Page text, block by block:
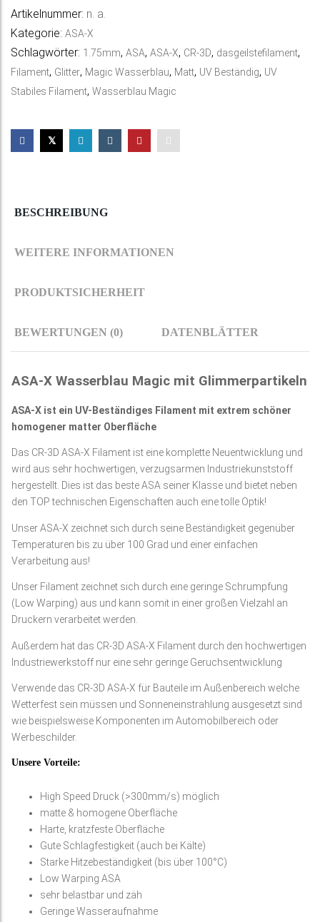
Menge
a
t
Artikelnummer: n. a.
Kategorie: ASA-X
Schlagwörter: 1.75mm, ASA, ASA-X, CR-3D, dasgeilstefilament,
Filament, Glitter, Magic Wasserblau, Matt, UV Beständig, UV
Stabiles Filament, Wasserblau Magic
BESCHREIBUNG
WEITERE INFORMATIONEN
PRODUKTSICHERHEIT
BEWERTUNGEN (0) DATENBLÄTTER
ASA-X Wasserblau Magic mit Glimmerpartikeln
ASA-X ist ein UV-Beständiges Filament mit extrem schöner
homogener matter Oberfläche
Das CR-3D ASA-X Filament ist eine komplette Neuentwicklung und
wird aus sehr hochwertigen, verzugsarmen Industriekunststoff
hergestellt. Dies ist das beste ASA seiner Klasse und bietet neben
den TOP technischen Eigenschaften auch eine tolle Optik!
Unser ASA-X zeichnet sich durch seine Beständigkeit gegenüber
Temperaturen bis zu über 100 Grad und einer einfachen
Verarbeitung aus!
Unser Filament zeichnet sich durch eine geringe Schrumpfung
(Low Warping) aus und kann somit in einer großen Vielzahl an
Druckern verarbeitet werden.
Außerdem hat das CR-3D ASA-X Filament durch den hochwertigen
Industriewerkstoff nur eine sehr geringe Geruchsentwicklung
Verwende das CR-3D ASA-X für Bauteile im Außenbereich welche
Wetterfest sein müssen und Sonneneinstrahlung ausgesetzt sind
wie beispielsweise Komponenten im Automobilbereich oder
Werbeschilder.
Unsere Vorteile:
High Speed Druck (>300mm/s) möglich
matte & homogene Oberfläche
Harte, kratzfeste Oberfläche
Gute Schlagfestigkeit (auch bei Kälte)
Starke Hitzebeständigkeit (bis über 100°C)
Low Warping ASA
sehr belastbar und zäh
Geringe Wasseraufnahme